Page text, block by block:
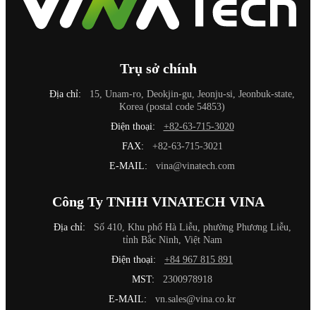
Trụ sở chính
Địa chỉ:
15, Unam-ro, Deokjin-gu, Jeonju-si, Jeonbuk-state,
Korea (postal code 54853)
Điện thoại:
+82-63-715-3020
FAX:
+82-63-715-3021
E-MAIL:
vina@vinatech.com
Công Ty TNHH VINATECH VINA
Địa chỉ:
Số 410, Khu phố Hà Liễu, phường Phương Liễu,
tỉnh Bắc Ninh, Việt Nam
Điện thoại:
+84 967 815 891
MST:
2300978918
E-MAIL:
vn.sales@vina.co.kr